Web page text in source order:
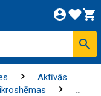
Aktīvās